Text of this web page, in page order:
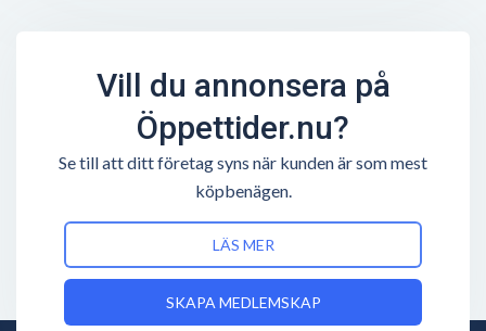
Vill du annonsera på
Öppettider.nu?
Se till att ditt företag syns när kunden är som mest
köpbenägen.
LÄS MER
SKAPA MEDLEMSKAP